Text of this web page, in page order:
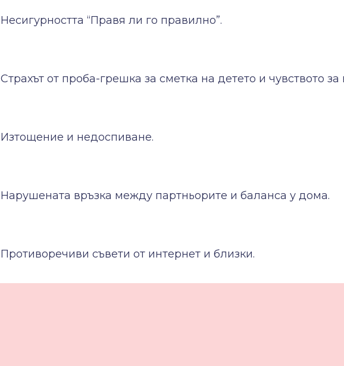
Несигурността “Правя ли го правилно”.
Страхът от проба-грешка за сметка на детето и чувството за
Изтощение и недоспиване.
Нарушената връзка между партньорите и баланса у дома.
Противоречиви съвети от интернет и близки.